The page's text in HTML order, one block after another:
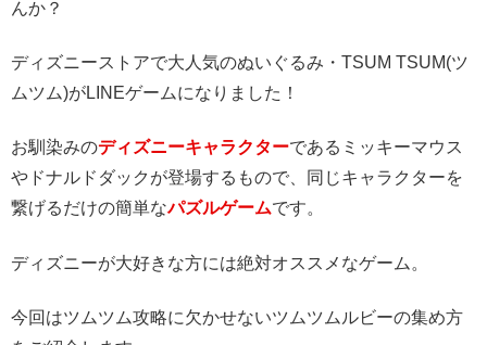
んか？
ディズニーストアで大人気のぬいぐるみ・TSUM TSUM(ツ
ムツム)がLINEゲームになりました！
お馴染みのディズニーキャラクターであるミッキーマウス
やドナルドダックが登場するもので、同じキャラクターを
繋げるだけの簡単なパズルゲームです。
ディズニーが大好きな方には絶対オススメなゲーム。
今回はツムツム攻略に欠かせないツムツムルビーの集め方